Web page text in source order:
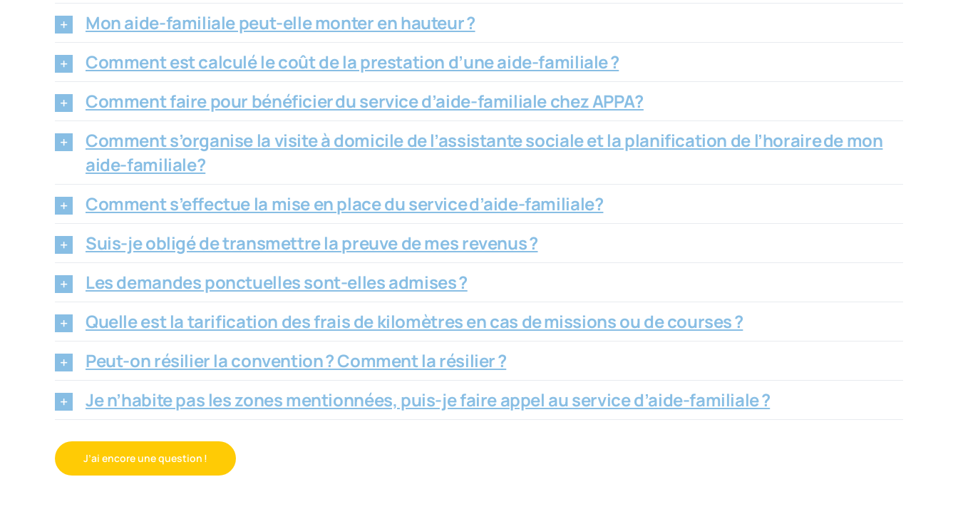
Mon aide-familiale peut-elle monter en hauteur ?
Comment est calculé le coût de la prestation d’une aide-familiale ?
Comment faire pour bénéficier du service d’aide-familiale chez APPA?
Comment s’organise la visite à domicile de l’assistante sociale et la planification de l’horaire de mon
aide-familiale?
Comment s’effectue la mise en place du service d’aide-familiale?
Suis-je obligé de transmettre la preuve de mes revenus ?
Les demandes ponctuelles sont-elles admises ?
Quelle est la tarification des frais de kilomètres en cas de missions ou de courses ?
Peut-on résilier la convention ? Comment la résilier ?
Je n’habite pas les zones mentionnées, puis-je faire appel au service d’aide-familiale ?
J’ai encore une question !